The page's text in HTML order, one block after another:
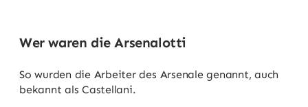
Wer waren die Arsenalotti
So wurden die Arbeiter des Arsenale genannt, auch
bekannt als Castellani.